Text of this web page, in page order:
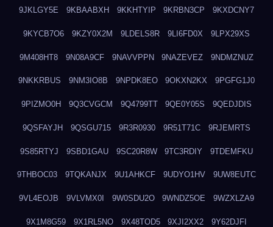
9JKLGY5E 9KBAABXH 9KKHTYIP 9KRBN3CP 9KXDCNY7
9KYCB7O6 9KZY0X2M 9LDELS8R 9LI6FD0X 9LPX29XS
9M408HT8 9N08A9CF 9NAVVPPN 9NAZEVEZ 9NDMZNUZ
9NKKRBUS 9NM3IO8B 9NPDK8EO 9OKXN2KX 9PGFG1J0
9PIZMO0H 9Q3CVGCM 9Q4799TT 9QE0Y05S 9QEDJDIS
9QSFAYJH 9QSGU715 9R3R0930 9R51T71C 9RJEMRTS
9S85RTYJ 9SBD1GAU 9SC20R8W 9TC3RDIY 9TDEMFKU
9THBOC03 9TQKANJX 9U1AHKCF 9UDYO1HV 9UW8EUTC
9VL4EOJB 9VLVMX0I 9W0SDU2O 9WNDZ5OE 9WZXLZA9
9X1M8G59 9X1RL5NO 9X48TOD5 9XJI2XX2 9Y62DJFI